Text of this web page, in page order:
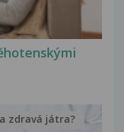
zdravá játra?